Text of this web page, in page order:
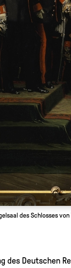
des Schlosses
des Deutschen